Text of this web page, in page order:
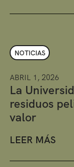
NOTICIAS
ABRIL 1, 2026
La
residuos
valor
LEER MÁS